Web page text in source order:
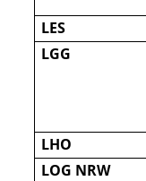
LES
LGG
LHO
LOG NRW